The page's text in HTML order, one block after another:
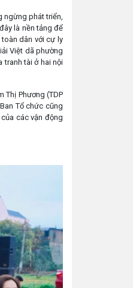
ngừng phát triển,
là nền tảng để
dân với cự ly
Việt dã phường
tranh tài ở hai nội
Thị Phương (TDP
Tổ chức cũng
các vận động